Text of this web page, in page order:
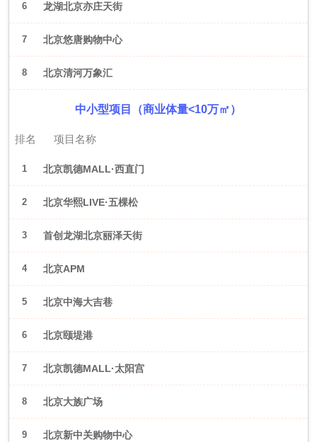
6 龙湖北京亦庄天街
7 北京悠唐购物中心
8 北京清河万象汇
中小型项目（商业体量<10万㎡）
排名 项目名称
1 北京凯德MALL·西直门
2 北京华熙LIVE·五棵松
3 首创龙湖北京丽泽天街
4 北京APM
5 北京中海大吉巷
6 北京颐堤港
7 北京凯德MALL·太阳宫
8 北京大族广场
9 北京新中关购物中心